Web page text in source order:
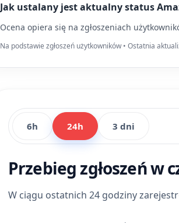
Jak ustalany jest aktualny status
Ocena opiera się na zgłoszeniach
Na podstawie zgłoszeń użytkowników • Ostatnia
6h 24h 3 dni
Przebieg zgłoszeń w
W ciągu ostatnich 24 godziny